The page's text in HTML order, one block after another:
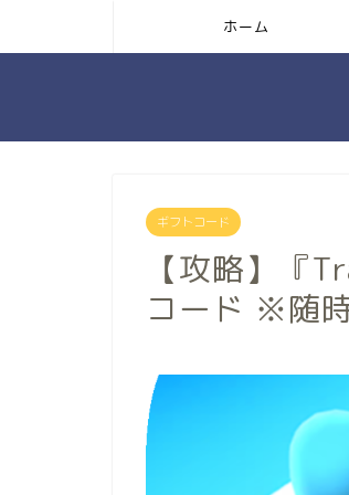
ホーム
ギフトコード
【攻略】『
コード ※随